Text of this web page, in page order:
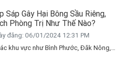
Sáp Gây Hại Bông Sầu Riêng,
Phòng Trị Như Thế Nào?
đăng: 06/01/2024 12:31 PM
khu vực như Bình Phước, Đăk Nông,